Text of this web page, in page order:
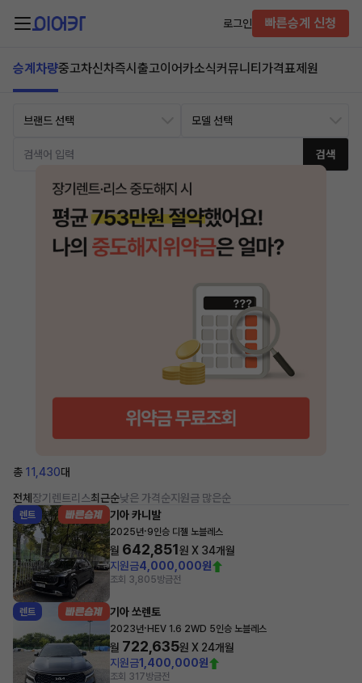
로그인 빠른승계 신청
승계차량중고차신차즉시출고이어카소식커뮤니티 가격표제원
검색
총 11,430대
전체 장기렌트리스최근순낮은 가격순지원금 많은순
렌트 기아 카니발
2025년·9인승 디젤 노블레스
월 642,851원 X 34개월
지원금4,000,000원
조회 3,805방금전
렌트 기아 쏘렌토
2023년· HEV 1.6 2WD 5인승 노블레스
월 722,635원 X 24개월
지원금1,400,000원
조회 317방금전